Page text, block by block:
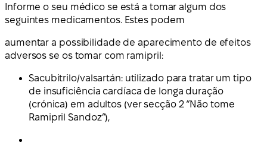
Informe o seu médico se está a tomar algum dos
seguintes medicamentos. Estes podem
aumentar a possibilidade de aparecimento de efeitos
adversos se os tomar com ramipril:
Sacubitrilo/valsartán: utilizado para tratar um tipo
de insuficiência cardíaca de longa duração
(crónica) em adultos (ver secção 2 “Não tome
Ramipril Sandoz”),